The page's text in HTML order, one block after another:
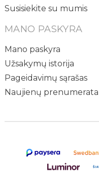
Susisiekite su mumis
MANO PASKYRA
Mano paskyra
Užsakymų istorija
Pageidavimų sąrašas
Naujienų prenumerata